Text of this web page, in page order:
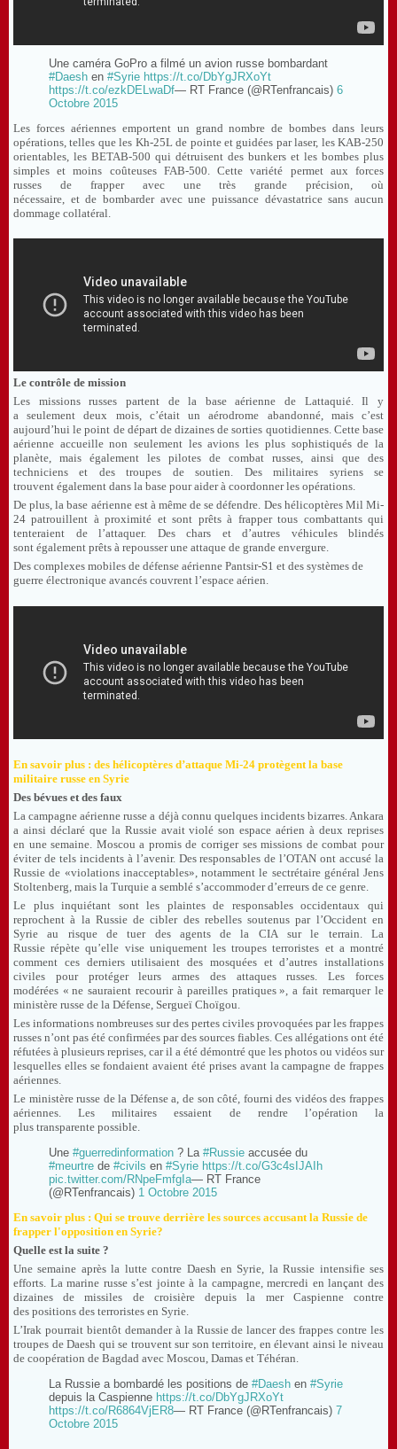
Une caméra GoPro a filmé un avion russe bombardant
#Daesh en #Syrie https://t.co/DbYgJRXoYt
https://t.co/ezkDELwaDf— RT France (@RTenfrancais) 6
Octobre 2015
Les forces aériennes emportent un grand nombre de bombes dans leurs
opérations, telles que les Kh-25L de pointe et guidées par laser, les KAB-250
orientables, les BETAB-500 qui détruisent des bunkers et les bombes plus
simples et moins coûteuses FAB-500. Cette variété permet aux forces
russes de frapper avec une très grande précision, où
nécessaire, et de bombarder avec une puissance dévastatrice sans aucun
dommage collatéral.
Le contrôle de mission
Les missions russes partent de la base aérienne de Lattaquié. Il y
a seulement deux mois, c’était un aérodrome abandonné, mais c’est
aujourd’hui le point de départ de dizaines de sorties quotidiennes. Cette base
aérienne accueille non seulement les avions les plus sophistiqués de la
planète, mais également les pilotes de combat russes, ainsi que des
techniciens et des troupes de soutien. Des militaires syriens se
trouvent également dans la base pour aider à coordonner les opérations.
De plus, la base aérienne est à même de se défendre. Des hélicoptères Mil Mi-
24 patrouillent à proximité et sont prêts à frapper tous combattants qui
tenteraient de l’attaquer. Des chars et d’autres véhicules blindés
sont également prêts à repousser une attaque de grande envergure.
Des complexes mobiles de défense aérienne Pantsir-S1 et des systèmes de
guerre électronique avancés couvrent l’espace aérien.
En savoir plus : des hélicoptères d’attaque Mi-24 protègent la base
militaire russe en Syrie
Des bévues et des faux
La campagne aérienne russe a déjà connu quelques incidents bizarres. Ankara
a ainsi déclaré que la Russie avait violé son espace aérien à deux reprises
en une semaine. Moscou a promis de corriger ses missions de combat pour
éviter de tels incidents à l’avenir. Des responsables de l’OTAN ont accusé la
Russie de «violations inacceptables», notamment le sectrétaire général Jens
Stoltenberg, mais la Turquie a semblé s’accommoder d’erreurs de ce genre.
Le plus inquiétant sont les plaintes de responsables occidentaux qui
reprochent à la Russie de cibler des rebelles soutenus par l’Occident en
Syrie au risque de tuer des agents de la CIA sur le terrain. La
Russie répète qu’elle vise uniquement les troupes terroristes et a montré
comment ces derniers utilisaient des mosquées et d’autres installations
civiles pour protéger leurs armes des attaques russes. Les forces
modérées « ne sauraient recourir à pareilles pratiques », a fait remarquer le
ministère russe de la Défense, Sergueï Choïgou.
Les informations nombreuses sur des pertes civiles provoquées par les frappes
russes n’ont pas été confirmées par des sources fiables. Ces allégations ont été
réfutées à plusieurs reprises, car il a été démontré que les photos ou vidéos sur
lesquelles elles se fondaient avaient été prises avant la campagne de frappes
aériennes.
Le ministère russe de la Défense a, de son côté, fourni des vidéos des frappes
aériennes. Les militaires essaient de rendre l’opération la
plus transparente possible.
Une #guerredinformation ? La #Russie accusée du
#meurtre de #civils en #Syrie https://t.co/G3c4sIJAIh
pic.twitter.com/RNpeFmfgIa— RT France
(@RTenfrancais) 1 Octobre 2015
En savoir plus : Qui se trouve derrière les sources accusant la Russie de
frapper l'opposition en Syrie?
Quelle est la suite ?
Une semaine après la lutte contre Daesh en Syrie, la Russie intensifie ses
efforts. La marine russe s’est jointe à la campagne, mercredi en lançant des
dizaines de missiles de croisière depuis la mer Caspienne contre
des positions des terroristes en Syrie.
L’Irak pourrait bientôt demander à la Russie de lancer des frappes contre les
troupes de Daesh qui se trouvent sur son territoire, en élevant ainsi le niveau
de coopération de Bagdad avec Moscou, Damas et Téhéran.
La Russie a bombardé les positions de #Daesh en #Syrie
depuis la Caspienne https://t.co/DbYgJRXoYt
https://t.co/R6864VjER8— RT France (@RTenfrancais) 7
Octobre 2015